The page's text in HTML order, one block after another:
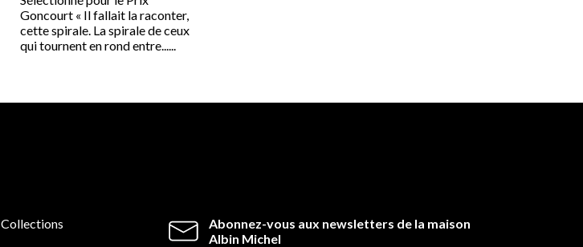
Goncourt « Il fallait la raconter,
cette spirale. La spirale de ceux
qui tournent en rond entre......
Abonnez-vous aux newsletters de la maison
Albin Michel
Collections